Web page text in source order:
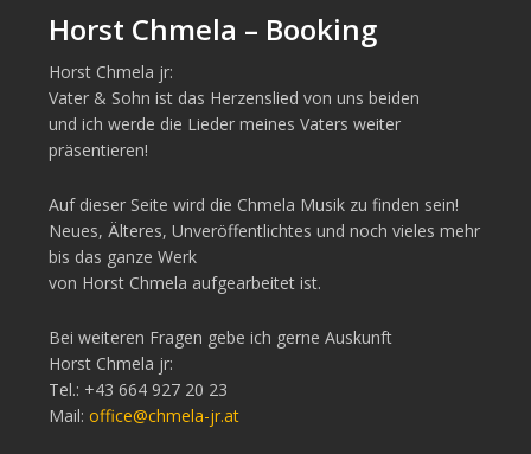
Horst Chmela – Booking
Horst Chmela jr:
Vater & Sohn ist das Herzenslied von uns beiden
und ich werde die Lieder meines Vaters weiter
präsentieren!
Auf dieser Seite wird die Chmela Musik zu finden sein!
Neues, Älteres, Unveröffentlichtes und noch vieles mehr
bis das ganze Werk
von Horst Chmela aufgearbeitet ist.
Bei weiteren Fragen gebe ich gerne Auskunft
Horst Chmela jr:
Tel.: +43 664 927 20 23
Mail: office@chmela-jr.at